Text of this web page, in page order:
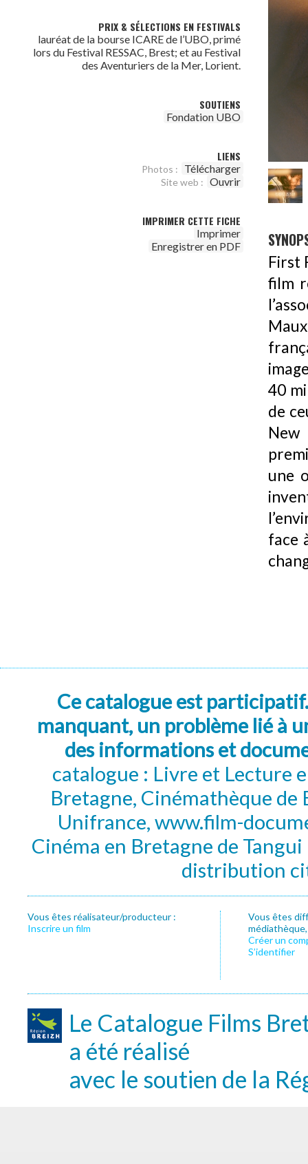
PRIX & SÉLECTIONS EN FESTIVALS
lauréat de la bourse ICARE de l’UBO, primé
lors du Festival RESSAC, Brest; et au Festival
des Aventuriers de la Mer, Lorient.
SOUTIENS
Fondation UBO
LIENS
Photos : Télécharger
Site web : Ouvrir
IMPRIMER CETTE FICHE
Imprimer
Enregistrer en PDF
First
film
40
de
New
une
face
Ce catalogue est
manquant, un problème lié à
des informations et
catalogue : Livre et Lecture
Bretagne, Cinémathèque de
Unifrance, www.film-
Cinéma en Bretagne de
distribution
Vous êtes réalisateur/producteur :
Inscrire un film
Vous êtes
Créer un
S’identifier
Le Catalogue Films
a été réalisé
avec le soutien de la